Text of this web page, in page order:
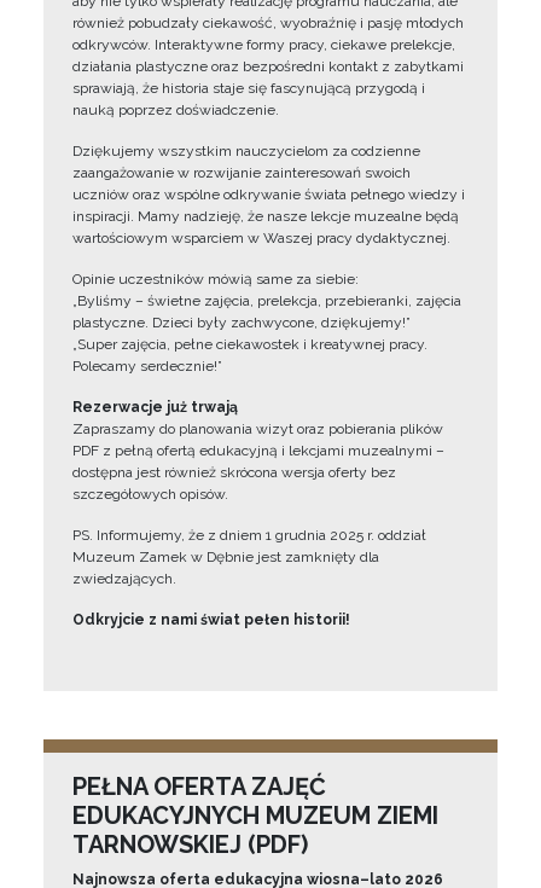
również pobudzały ciekawość, wyobraźnię i pasję młodych
odkrywców. Interaktywne formy pracy, ciekawe prelekcje,
działania plastyczne oraz bezpośredni kontakt z zabytkami
sprawiają, że historia staje się fascynującą przygodą i
nauką poprzez doświadczenie.
Dziękujemy wszystkim nauczycielom za codzienne
zaangażowanie w rozwijanie zainteresowań swoich
uczniów oraz wspólne odkrywanie świata pełnego wiedzy i
inspiracji. Mamy nadzieję, że nasze lekcje muzealne będą
wartościowym wsparciem w Waszej pracy dydaktycznej.
Opinie uczestników mówią same za siebie:
„Byliśmy – świetne zajęcia, prelekcja, przebieranki, zajęcia
plastyczne. Dzieci były zachwycone, dziękujemy!”
„Super zajęcia, pełne ciekawostek i kreatywnej pracy.
Polecamy serdecznie!”
Rezerwacje już trwają
Zapraszamy do planowania wizyt oraz pobierania plików
PDF z pełną ofertą edukacyjną i lekcjami muzealnymi –
dostępna jest również skrócona wersja oferty bez
szczegółowych opisów.
PS. Informujemy, że z dniem 1 grudnia 2025 r. oddział
Muzeum Zamek w Dębnie jest zamknięty dla
zwiedzających.
Odkryjcie z nami świat pełen historii!
PEŁNA OFERTA ZAJĘĆ
EDUKACYJNYCH MUZEUM ZIEMI
TARNOWSKIEJ (PDF)
Najnowsza oferta edukacyjna wiosna–lato 2026